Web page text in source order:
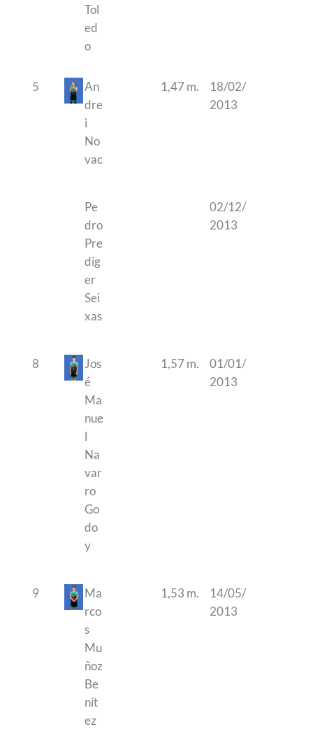
Tol
ed
o
5
An
dre
i
No
vac
1,47 m.
18/02/
2013
Pe
dro
Pre
dig
er
Sei
xas
02/12/
2013
8
Jos
é
Ma
nue
l
Na
var
ro
Go
do
y
1,57 m.
01/01/
2013
9
Ma
rco
s
Mu
ñoz
Be
nít
ez
1,53 m.
14/05/
2013